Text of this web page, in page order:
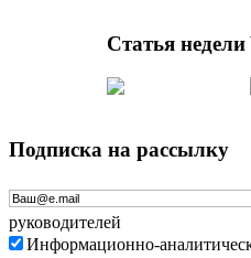
Статья недели
Подписка на рассылку
руководителей
Информационно-